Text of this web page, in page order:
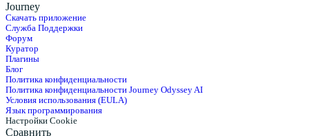
Journey
Скачать приложение
Служба Поддержки
Форум
Куратор
Плагины
Блог
Политика конфиденциальности
Политика конфиденциальности Journey Odyssey AI
Условия использования (EULA)
Язык программирования
Настройки Cookie
Сравнить